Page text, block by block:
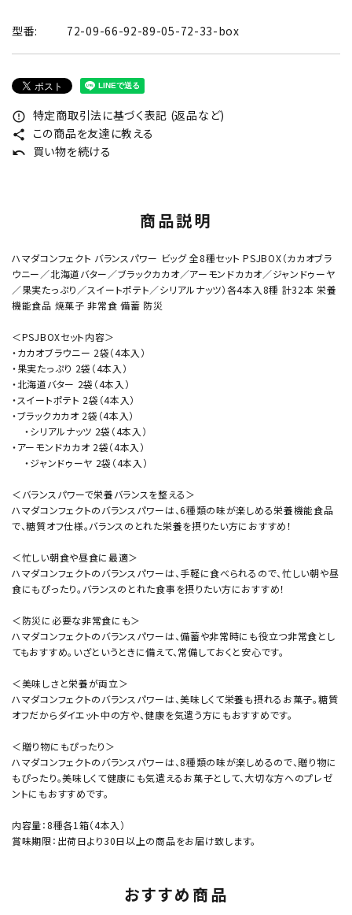
型番: 72-09-66-92-89-05-72-33-box
error_outline 特定商取引法に基づく表記 (返品など)
share この商品を友達に教える
undo 買い物を続ける
商品説明
ハマダコンフェクト バランスパワー ビッグ 全8種セット PSJBOX（カカオブラ
ウニー／北海道バター／ブラックカカオ／アーモンドカカオ／ジャンドゥーヤ
／果実たっぷり／スイートポテト／シリアルナッツ）各4本入8種 計32本 栄養
機能食品 焼菓子 非常食 備蓄 防災
＜PSJBOXセット内容＞
・カカオブラウニー 2袋（4本入）
・果実たっぷり 2袋（4本入）
・北海道バター 2袋（4本入）
・スイートポテト 2袋（4本入）
・ブラックカカオ 2袋（4本入）
・シリアルナッツ 2袋（4本入）
・アーモンドカカオ 2袋（4本入）
・ジャンドゥーヤ 2袋（4本入）
＜バランスパワーで栄養バランスを整える＞
ハマダコンフェクトのバランスパワーは、6種類の味が楽しめる栄養機能食品
で、糖質オフ仕様。バランスのとれた栄養を摂りたい方におすすめ！
＜忙しい朝食や昼食に最適＞
ハマダコンフェクトのバランスパワーは、手軽に食べられるので、忙しい朝や昼
食にもぴったり。バランスのとれた食事を摂りたい方におすすめ！
＜防災に必要な非常食にも＞
ハマダコンフェクトのバランスパワーは、備蓄や非常時にも役立つ非常食とし
てもおすすめ。いざというときに備えて、常備しておくと安心です。
＜美味しさと栄養が両立＞
ハマダコンフェクトのバランスパワーは、美味しくて栄養も摂れるお菓子。糖質
オフだからダイエット中の方や、健康を気遣う方にもおすすめです。
＜贈り物にもぴったり＞
ハマダコンフェクトのバランスパワーは、8種類の味が楽しめるので、贈り物に
もぴったり。美味しくて健康にも気遣えるお菓子として、大切な方へのプレゼ
ントにもおすすめです。
内容量：8種各1箱（4本入）
賞味期限：出荷日より30日以上の商品をお届け致します。
おすすめ商品